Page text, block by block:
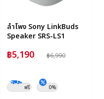
ลำโพง Sony LinkBuds
Speaker SRS-LS1
฿5,190 ฿6,990
ฟรี 0%